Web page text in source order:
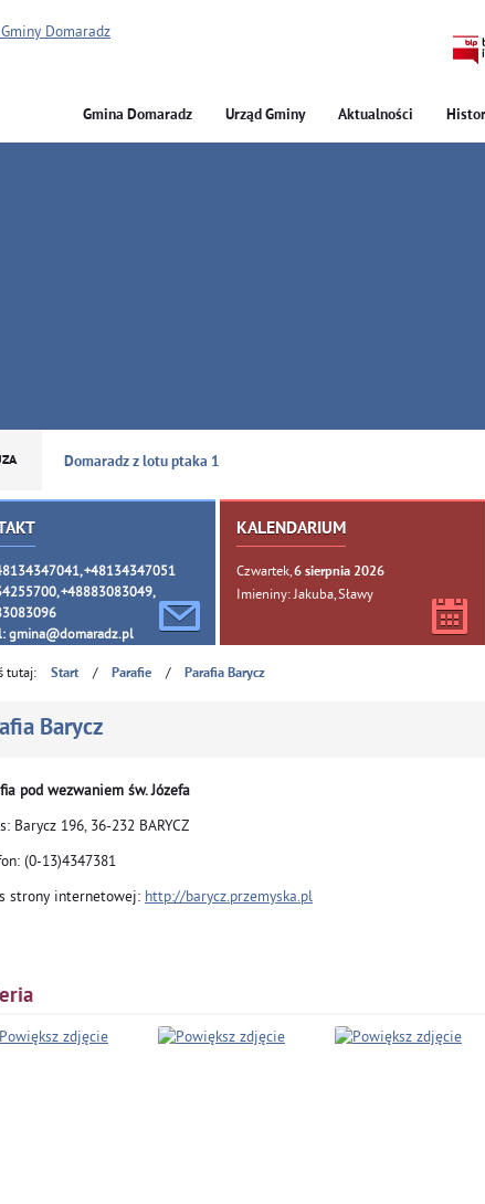
Gmina Domaradz Urząd Gminy Aktualności
Domaradz z lotu ptaka 1
+48134347051
+48883083049,
gmina@domaradz.pl
KALENDARIUM
Czwartek, 6sierpnia 2026
Imieniny: Jakuba, Sławy
tutaj: Start / Parafie / Parafia Barycz
Barycz
pod wezwaniem św. Józefa
Barycz 196, 36-232 BARYCZ
(0-13)4347381
strony internetowej: http://barycz.przemyska.pl